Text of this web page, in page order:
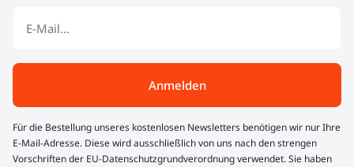
Anmelden
Für die Bestellung unseres kostenlosen Newsletters benötigen wir nur Ihre
E-Mail-Adresse. Diese wird ausschließlich von uns nach den strengen
Vorschriften der EU-Datenschutzgrundverordnung verwendet. Sie haben